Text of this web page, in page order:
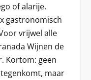
of alarije.
gastronomisch
vrijwel alle
Wijnen de
Kortom: geen
maar